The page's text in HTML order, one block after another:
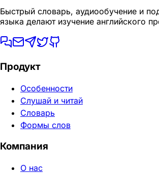
Быстрый словарь, аудиообучение и
языка делают изучение английского
Продукт
Особенности
Слушай и читай
Словарь
Формы слов
Компания
О нас